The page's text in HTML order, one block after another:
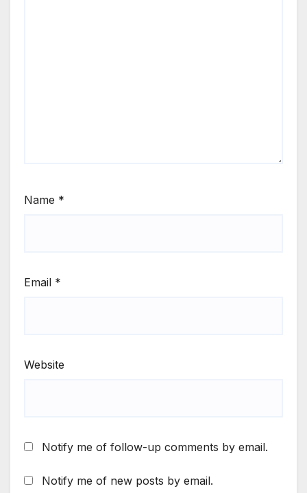
Name *
Email *
Website
Notify me of follow-up comments by email.
Notify me of new posts by email.